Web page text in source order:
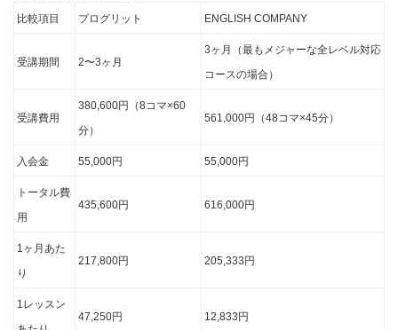
比較項目 プログリット ENGLISH COMPANY
受講期間 2〜3ヶ月
3ヶ月（最もメジャーな全レベル対応
コースの場合）
受講費用
380,600円（8コマ×60
分）
561,000円（48コマ×45分）
入会金 55,000円 55,000円
トータル費
用
435,600円 616,000円
1ヶ月あた
り
217,800円 205,333円
1レッスン
47,250円 12,833円